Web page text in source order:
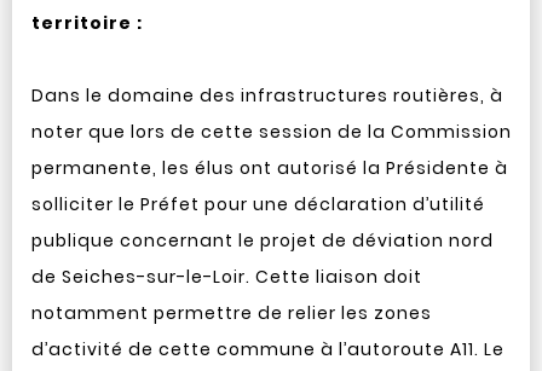
territoire :
Dans le domaine des infrastructures routières, à
noter que lors de cette session de la Commission
permanente, les élus ont autorisé la Présidente à
solliciter le Préfet pour une déclaration d’utilité
publique concernant le projet de déviation nord
de Seiches-sur-le-Loir. Cette liaison doit
notamment permettre de relier les zones
d’activité de cette commune à l’autoroute A11. Le